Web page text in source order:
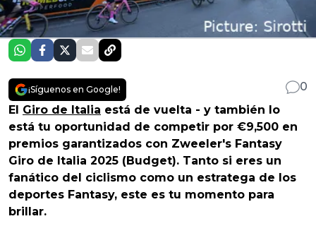
¡Síguenos en Google!
0
El Giro de Italia está de vuelta - y también lo
está tu oportunidad de competir por €9,500 en
premios garantizados con Zweeler's Fantasy
Giro de Italia 2025 (Budget). Tanto si eres un
fanático del ciclismo como un estratega de los
deportes Fantasy, este es tu momento para
brillar.